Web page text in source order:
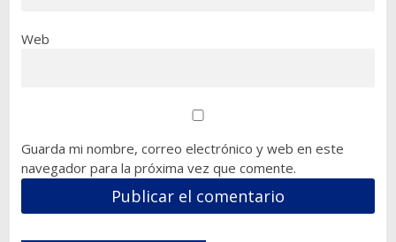
Web
Guarda mi nombre, correo electrónico y web en este
navegador para la próxima vez que comente.